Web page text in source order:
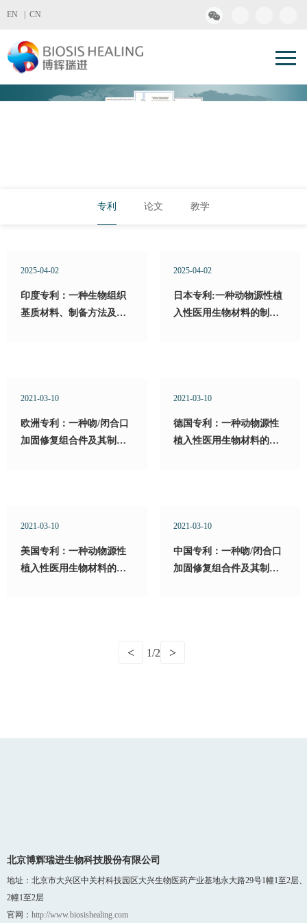
CN
EN |
专利 论文 教学
2025-04-02
印度专利：一种生物组织
基质材料、制备方法及在
2025-04-02
日本专利:一种动物源性植
入性医用生物材料的制备
2021-03-10
欧洲专利：一种吻/闭合口
加固修复组合件及其制备
2021-03-10
德国专利：一种动物源性
植入性医用生物材料的制
2021-03-10
美国专利：一种动物源性
植入性医用生物材料的制
2021-03-10
中国专利：一种吻/闭合口
加固修复组合件及其制备
< 1/2 >
北京博辉瑞进生物科技股份有限公司
地址：北京市大兴区中关村科技园区大兴生物医药产业基地永大路29号1幢1至2层、
2幢1至2层
官网： http://www.biosishealing.com